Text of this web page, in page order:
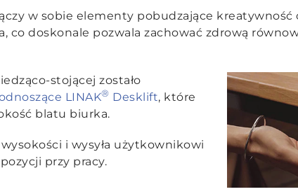
w sobie elementy pobudzające kreatywność
co doskonale pozwala zachować zdrową
stojącej zostało
LINAK® Desklift, które
blatu biurka.
i wysyła użytkownikowi
przy pracy.